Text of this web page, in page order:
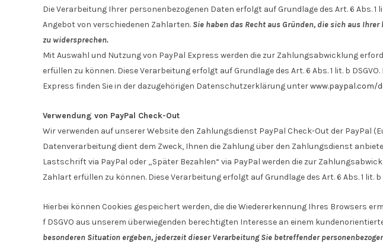
Die Verarbeitung Ihrer personenbezogenen Daten erfolgt auf Grundlage des Art. 6 Abs.
Angebot von verschiedenen Zahlarten. Sie haben das Recht aus Gründen, die sich aus
zu widersprechen.
Mit Auswahl und Nutzung von PayPal Express werden die zur Zahlungsabwicklung
erfüllen zu können. Diese Verarbeitung erfolgt auf Grundlage des Art. 6 Abs. 1 lit. b
Express finden Sie in der dazugehörigen Datenschutzerklärung unterwww.paypal.com/
Verwendung von PayPal Check-Out
Wir verwenden auf unserer Website den Zahlungsdienst PayPal Check-Out der PayPal
Datenverarbeitung dient dem Zweck, Ihnen die Zahlung über den Zahlungsdienst
Lastschrift via PayPal oder „Später Bezahlen“ via PayPal werden die zur
Zahlart erfüllen zu können. Diese Verarbeitung erfolgt auf Grundlage des Art. 6 Abs. 1 lit. b
Hierbei können Cookies gespeichert werden, die die Wiedererkennung Ihres Browsers
f DSGVO aus unserem überwiegenden berechtigten Interesse an einem
besonderen Situation ergeben, jederzeit dieser Verarbeitung Sie betreffender